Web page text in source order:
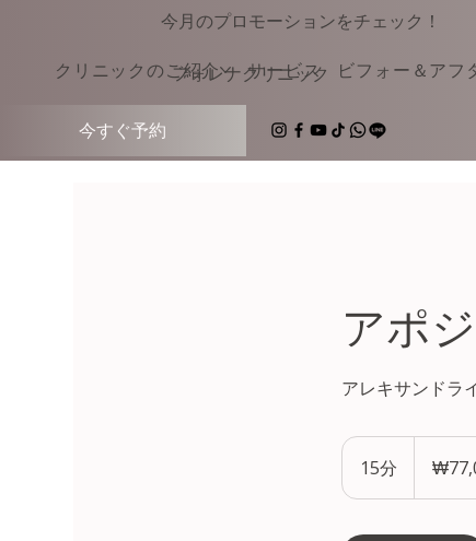
今月のプロモーションをチェック！
クリニックのご紹介 サービス ビフォー＆アフ
​フォレナクリニック
今すぐ予約
アポ
アレキサンドラ
15分
5
ォ
よ